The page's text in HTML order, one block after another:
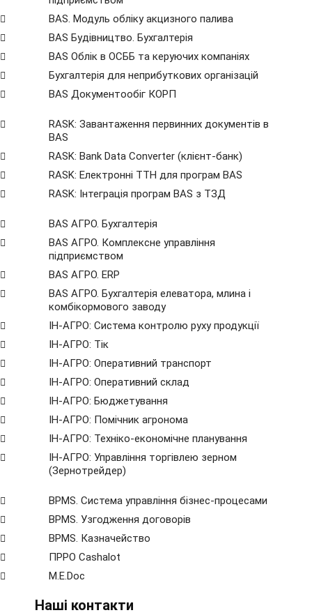
BAS. Модуль обліку акцизного палива
BAS Будівництво. Бухгалтерія
BAS Облік в ОСББ та керуючих компаніях
Бухгалтерія для неприбуткових організацій
BAS Документообіг КОРП
RASK: Завантаження первинних документів в
BAS
RASK: Bank Data Сonverter (клієнт-банк)
RASK: Електронні ТТН для програм BAS
RASK: Інтеграція програм BAS з ТЗД
BAS АГРО. Бухгалтерія
BAS АГРО. Комплексне управління
підприємством
BAS АГРО. ERP
BAS АГРО. Бухгалтерія елеватора, млина і
комбікормового заводу
ІН-АГРО: Система контролю руху продукції
ІН-АГРО: Тік
ІН-АГРО: Оперативний транспорт
ІН-АГРО: Оперативний склад
ІН-АГРО: Бюджетування
ІН-АГРО: Помічник агронома
ІН-АГРО: Техніко-економічне планування
ІН-АГРО: Управління торгівлею зерном
(Зернотрейдер)
BPMS. Система управління бізнес-процесами
BPМS. Узгодження договорів
BPМS. Казначейство
ПРРО Cashalot
M.E.Doc
Наші контакти